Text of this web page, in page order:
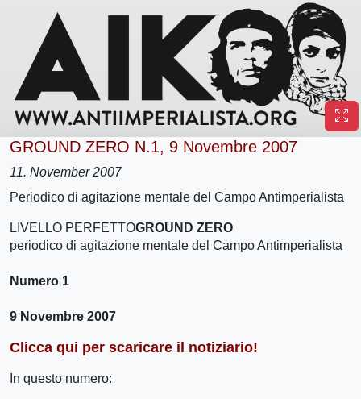
GROUND ZERO N.1, 9 Novembre 2007
11. November 2007
Periodico di agitazione mentale del Campo Antimperialista
LIVELLO PERFETTOGROUND ZERO
periodico di agitazione mentale del Campo Antimperialista
Numero 1
9 Novembre 2007
Clicca qui per scaricare il notiziario!
In questo numero: